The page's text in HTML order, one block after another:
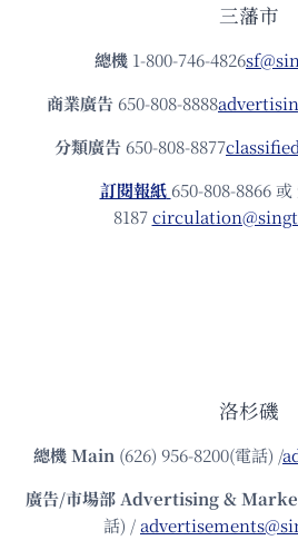
三藩市
總機 1-800-746-4826
商業廣告 650-808-8888
分類廣告 650-808-8877
訂閱報紙 650-808-8866
8187
洛杉磯
總機Main (626) 956-8200(電話) /
廣告/市場部Advertising &
話) /